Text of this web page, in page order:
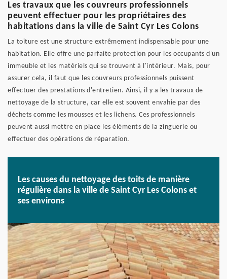
Les travaux que les couvreurs professionnels
peuvent effectuer pour les propriétaires des
habitations dans la ville de Saint Cyr Les Colons
La toiture est une structure extrêmement indispensable pour une
habitation. Elle offre une parfaite protection pour les occupants d'un
immeuble et les matériels qui se trouvent à l'intérieur. Mais, pour
assurer cela, il faut que les couvreurs professionnels puissent
effectuer des prestations d'entretien. Ainsi, il y a les travaux de
nettoyage de la structure, car elle est souvent envahie par des
déchets comme les mousses et les lichens. Ces professionnels
peuvent aussi mettre en place les éléments de la zinguerie ou
effectuer des opérations de réparation.
Les causes du nettoyage des toits de manière
régulière dans la ville de Saint Cyr Les Colons et
ses environs